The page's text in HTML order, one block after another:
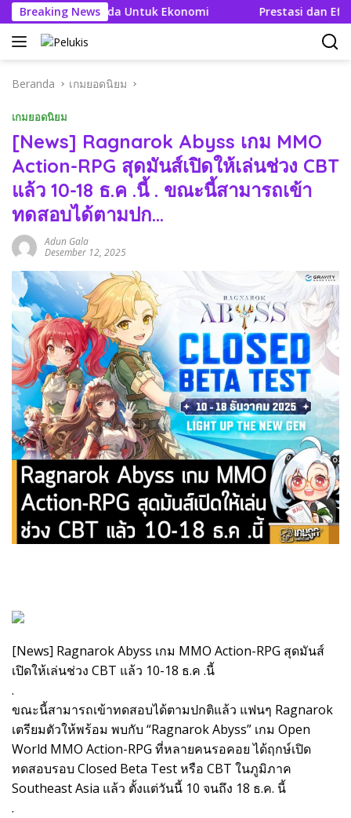
Langsung
ke
konten
Breaking News
Berganda Untuk Ekonomi Prestasi dan Efisien
Beranda เกมยอดนิยม
เกมยอดนิยม
[News] Ragnarok Abyss เกม MMO
Action-RPG สุดมันส์เปิดให้เล่นช่วง CBT
แล้ว 10-18 ธ.ค .นี้ . ขณะนี้สามารถเข้า
ทดสอบได้ตามปก…
Adun Gala
Desember 12, 2025
[News] Ragnarok Abyss เกม MMO Action-RPG สุดมันส์
เปิดให้เล่นช่วง CBT แล้ว 10-18 ธ.ค .นี้
.
ขณะนี้สามารถเข้าทดสอบได้ตามปกติแล้ว แฟนๆ Ragnarok
เตรียมตัวให้พร้อม พบกับ “Ragnarok Abyss” เกม Open
World MMO Action-RPG ที่หลายคนรอคอย ได้ฤกษ์เปิด
ทดสอบรอบ Closed Beta Test หรือ CBT ในภูมิภาค
Southeast Asia แล้ว ตั้งแต่วันนี้ 10 จนถึง 18 ธ.ค. นี้
.